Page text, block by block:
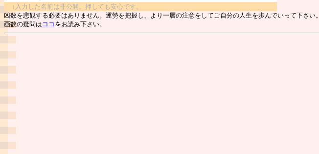
↑入力した名前は非公開。押しても安心です。
凶数を悲観する必要はありません。運勢を把握し、より一層の注意をしてご自分の人生を歩んでいって下さい。
画数の疑問は ココ をお読み下さい。